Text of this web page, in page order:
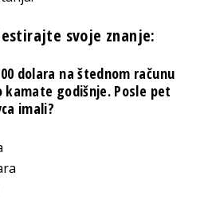
svoje znanje:
dolara na štednom računu
godišnje. Posle pet
imali?